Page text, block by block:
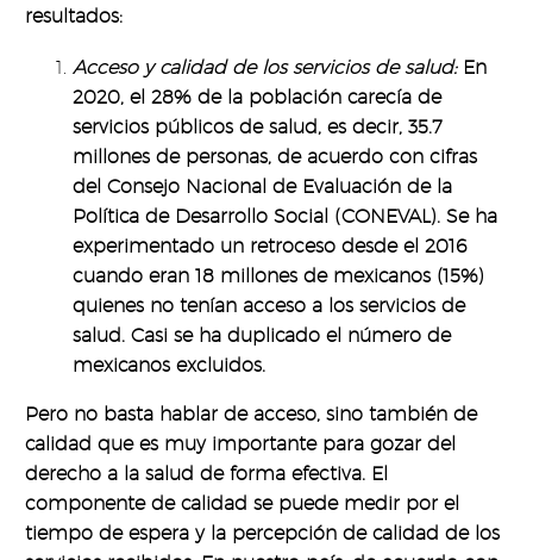
resultados:
Acceso y calidad de los servicios de salud:En
2020, el 28% de la población carecía de
servicios públicos de salud, es decir, 35.7
millones de personas, de acuerdo con cifras
del Consejo Nacional de Evaluación de la
Política de Desarrollo Social (CONEVAL). Se ha
experimentado un retroceso desde el 2016
cuando eran 18 millones de mexicanos (15%)
quienes no tenían acceso a los servicios de
salud. Casi se ha duplicado el número de
mexicanos excluidos.
Pero no basta hablar de acceso, sino también de
calidad que es muy importante para gozar del
derecho a la salud de forma efectiva. El
componente de calidad se puede medir por el
tiempo de espera y la percepción de calidad de los